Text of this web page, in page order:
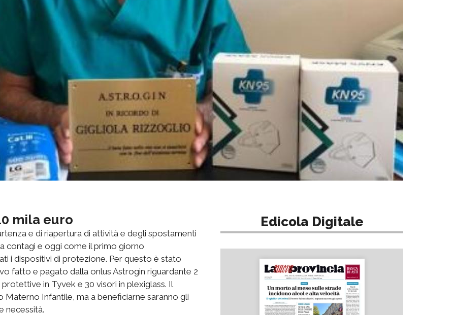
mila euro
e di riapertura di attività e degli spostamenti
contagi e oggi come il primo giorno
i dispositivi di protezione. Per questo è stato
fatto e pagato dalla onlus Astrogin riguardante 2
in Tyvek e 30 visori in plexiglass. Il
Infantile, ma a beneficiarne saranno gli
necessità.
Edicola Digitale